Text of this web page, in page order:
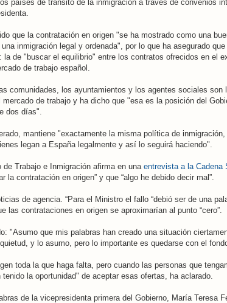
países de tránsito de la inmigración a través de convenios
que la contratación en origen "se ha mostrado como una
inmigración legal y ordenada", por lo que ha asegurado
la de "buscar el equilibrio" entre los contratos ofrecidos en el
de trabajo español.
comunidades, los ayuntamientos y los agentes sociales son
de trabajo y ha dicho que "esa es la posición del
dos días".
mantiene "exactamente la misma política de
legan a España legalmente y así lo seguirá haciendo".
Trabajo e Inmigración afirma en una entrevista a la Cadena
la contratación en origen” y que “algo he debido decir mal”.
de agencia. “Para el Ministro el fallo “debió ser de una
las contrataciones en origen se aproximarían al punto “cero”.
"Asumo que mis palabras han creado una situación
y lo asumo, pero lo importante es quedarse con el
toda la que haga falta, pero cuando las personas que
la oportunidad" de aceptar esas ofertas, ha aclarado.
de la vicepresidenta primera del Gobierno, María Teresa